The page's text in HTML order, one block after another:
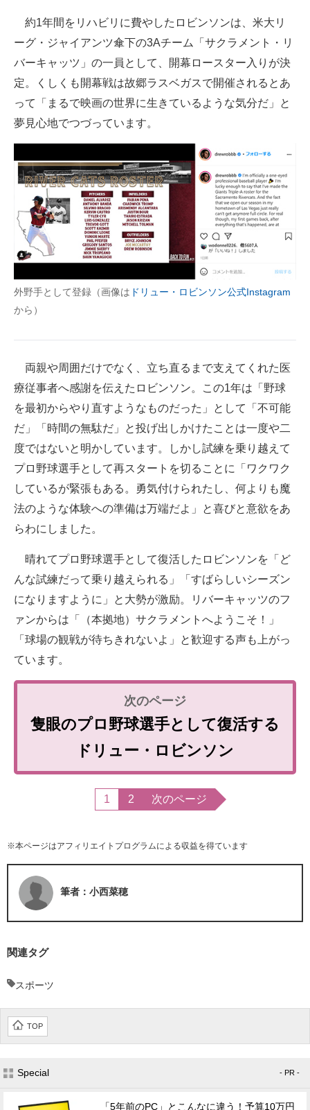
約1年間をリハビリに費やしたロビンソンは、米大リ
ーグ・ジャイアンツ傘下の3Aチーム「サクラメント・リ
バーキャッツ」の一員として、開幕ロースター入りが決
定。くしくも開幕戦は故郷ラスベガスで開催されるとあ
って「まるで映画の世界に生きているような気分だ」と
夢見心地でつづっています。
外野手として登録（画像は ドリュー・ロビンソン公式Instagram
から）
両親や周囲だけでなく、立ち直るまで支えてくれた医
療従事者へ感謝を伝えたロビンソン。この1年は「野球
を最初からやり直すようなものだった」として「不可能
だ」「時間の無駄だ」と投げ出しかけたことは一度や二
度ではないと明かしています。しかし試練を乗り越えて
プロ野球選手として再スタートを切ることに「ワクワク
しているが緊張もある。勇気付けられたし、何よりも魔
法のような体験への準備は万端だよ」と喜びと意欲をあ
らわにしました。
晴れてプロ野球選手として復活したロビンソンを「ど
んな試練だって乗り越えられる」「すばらしいシーズン
になりますように」と大勢が激励。リバーキャッツのフ
ァンからは「（本拠地）サクラメントへようこそ！」
「球場の観戦が待ちきれないよ」と歓迎する声も上がっ
ています。
隻眼のプロ野球選手として復活する
ドリュー・ロビンソン
1 2 次のページ
※本ページはアフィリエイトプログラムによる収益を得ています
筆者：小西菜穂
関連タグ
スポーツ
TOP
Special - PR -
「5年前のPC」とこんなに違う！予算10万円